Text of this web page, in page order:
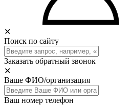
✕
Поиск по сайту
Заказать обратный звонок
✕
Ваше ФИО/организация
Ваш номер телефон